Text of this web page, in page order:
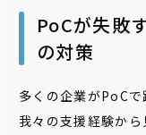
PoCが失敗
の対策
多くの企業がPoCで
我々の支援経験か